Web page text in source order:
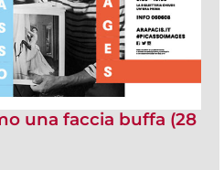
una faccia buffa (28